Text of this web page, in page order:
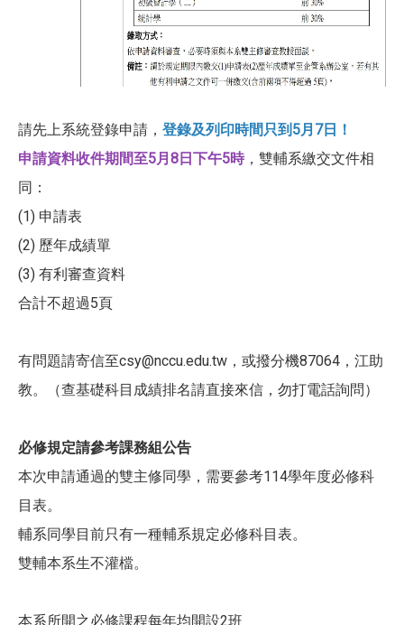
請先上系統登錄申請， 登錄及列印時間只到5月7日！
申請資料收件期間至5月8日下午5時，雙輔系繳交文件相
同：
(1) 申請表
(2) 歷年成績單
(3) 有利審查資料
合計不超過5頁
有問題請寄信至csy@nccu.edu.tw，或撥分機87064，江助
教。（查基礎科目成績排名請直接來信，勿打電話詢問）
必修規定請參考課務組公告
本次申請通過的雙主修同學，需要參考114學年度必修科
目表。
輔系同學目前只有一種輔系規定必修科目表。
雙輔本系生不灌檔。
本系所開之必修課程每年均開設2班